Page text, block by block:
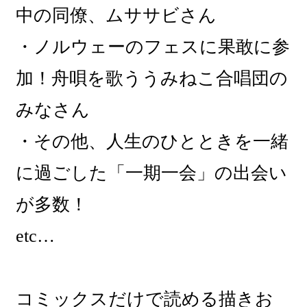
中の同僚、ムササビさん
・ノルウェーのフェスに果敢に参
加！舟唄を歌ううみねこ合唱団の
みなさん
・その他、人生のひとときを一緒
に過ごした「一期一会」の出会い
が多数！
etc…
コミックスだけで読める描きお